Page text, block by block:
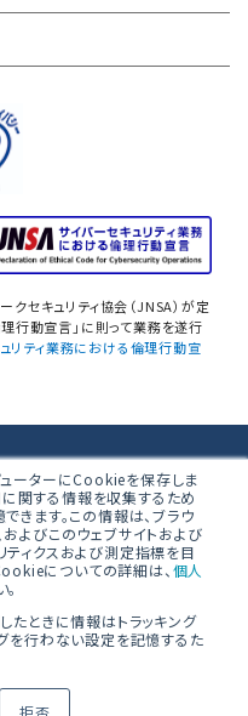
ューターにCookieを保存しま
関する情報を収集するため
きます。この情報は、ブラウ
よびこのウェブサイトおよび
ィクスおよび測定指標を目
についての詳細は、 個人
たときに情報はトラッキング
を行わない設定を記憶するた
拒否
ェックリスト
ン
準」
セキュリティ協会（JNSA）が定
行動宣言」に則って業務を遂行
リティ業務における倫理行動宣
ティ
1 野村不動産西新宿共同ビ